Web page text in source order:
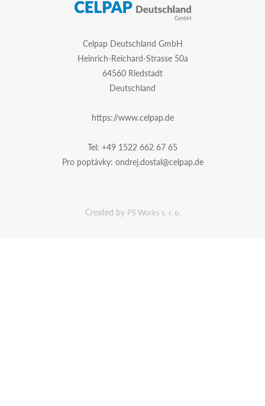
Celpap Deutschland GmbH
Heinrich-Reichard-Strasse 50a
64560 Riedstadt
Deutschland
https://www.celpap.de
Tel: +49 1522 662 67 65
Pro poptávky: ondrej.dostal@celpap.de
Created by PS Works s. r. o.